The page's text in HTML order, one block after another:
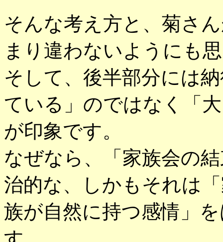
そんな考え方と、菊さ
まり違わないようにも
そして、後半部分には
ている」のではなく「
が印象です。
なぜなら、「家族会の
治的な、しかもそれは
族が自然に持つ感情」